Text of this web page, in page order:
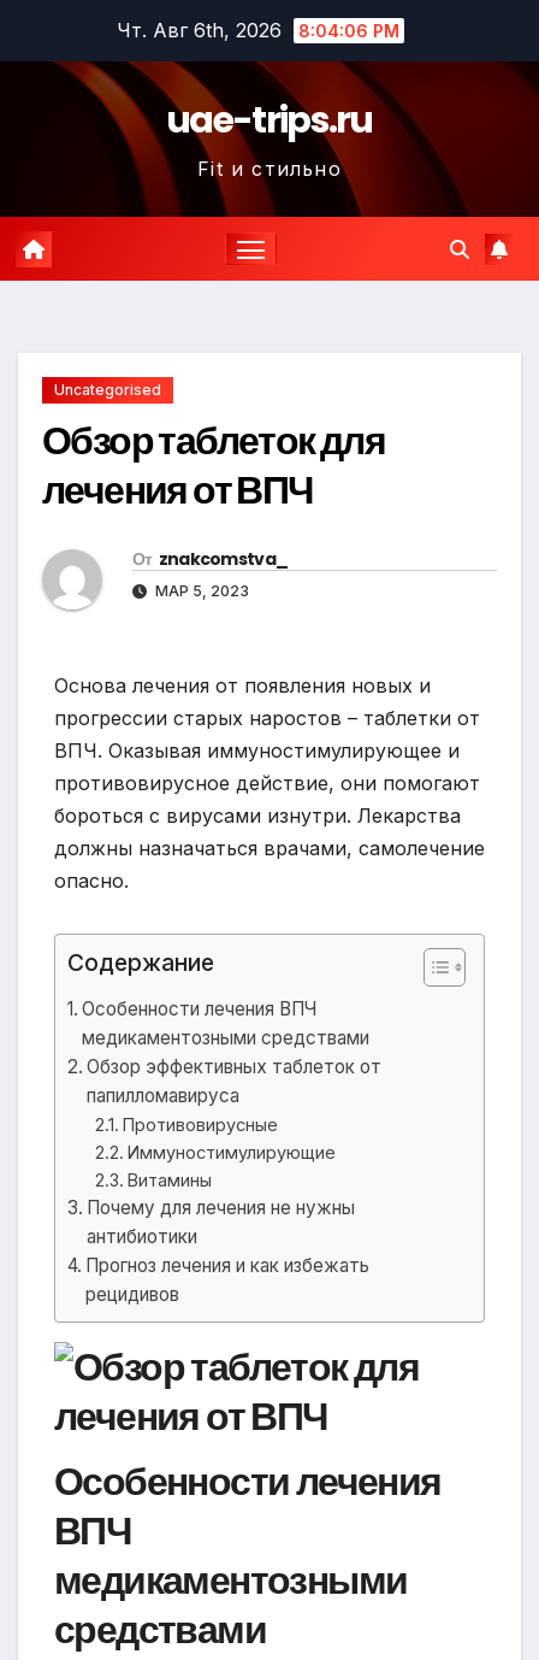
содержимому
Чт. Авг 6th, 2026 8:04:07 PM
uae-trips.ru
Fit и стильно
Uncategorised
Обзор таблеток для
лечения от ВПЧ
От znakcomstva_
МАР 5, 2023
Основа лечения от появления новых и
прогрессии старых наростов – таблетки от
ВПЧ. Оказывая иммуностимулирующее и
противовирусное действие, они помогают
бороться с вирусами изнутри. Лекарства
должны назначаться врачами, самолечение
опасно.
Содержание
Особенности лечения ВПЧ
медикаментозными средствами
Обзор эффективных таблеток от
папилломавируса
Противовирусные
Иммуностимулирующие
Витамины
Почему для лечения не нужны
антибиотики
Прогноз лечения и как избежать
рецидивов
Особенности лечения
ВПЧ
медикаментозными
средствами